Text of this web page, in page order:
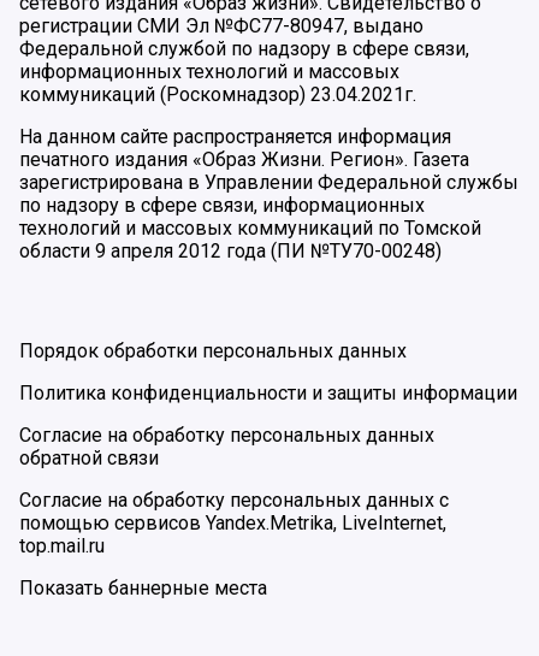
регистрации СМИ Эл №ФС77-80947, выдано
Федеральной службой по надзору в сфере связи,
информационных технологий и массовых
коммуникаций (Роскомнадзор) 23.04.2021г.
На данном сайте распространяется информация
печатного издания «Образ Жизни. Регион». Газета
зарегистрирована в Управлении Федеральной службы
по надзору в сфере связи, информационных
технологий и массовых коммуникаций по Томской
области 9 апреля 2012 года (ПИ №ТУ70-00248)
Порядок обработки персональных данных
Политика конфиденциальности и защиты информации
Согласие на обработку персональных данных
обратной связи
Согласие на обработку персональных данных с
помощью сервисов Yandex.Metrika, LiveInternet,
top.mail.ru
Показать баннерные места